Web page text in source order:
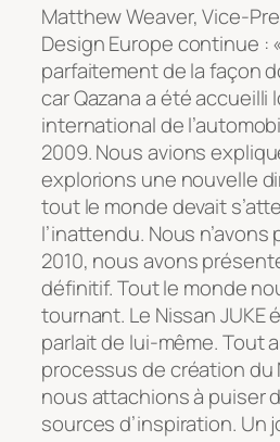
Matthew Weaver, Vice-
Design Europe continue :
parfaitement de la façon
car Qazana a été accueilli
international de
2009. Nous avions
explorions une nouvelle
tout le monde devait
l’inattendu. Nous n’avons
2010, nous avons
définitif. Tout le monde
tournant. Le Nissan JUKE
parlait de lui-même. Tout
processus de création du
nous attachions à puiser
sources d’inspiration. Un